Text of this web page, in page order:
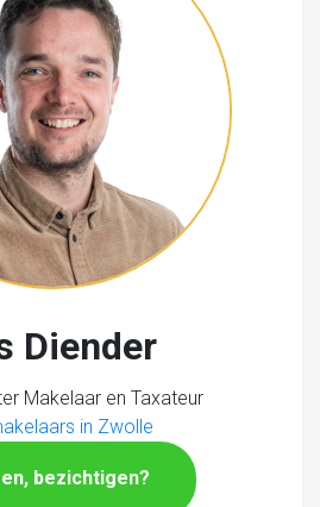
Diender
Makelaar en Taxateur
in Zwolle
bezichtigen?